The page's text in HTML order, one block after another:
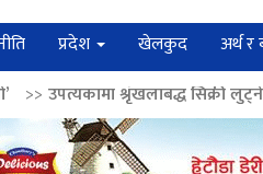
प्रदेश खेलकुद अर्थ र
सिक्री लुट्ने ‘कर्मा समूह’का